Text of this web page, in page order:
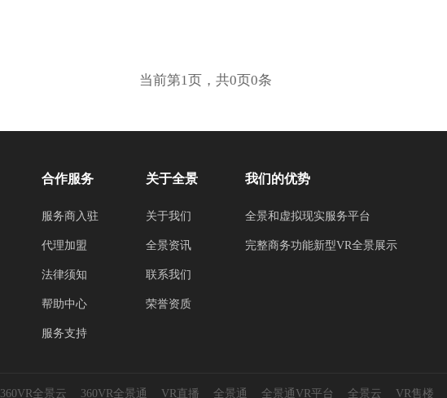
当前第1页，共0页0条
合作服务
服务商入驻
代理加盟
法律须知
帮助中心
服务支持
关于全景
关于我们
全景资讯
联系我们
荣誉资质
我们的优势
全景和虚拟现实服务平台
完整商务功能新型VR全景展示
360VR全景云 360VR全景通 VR直播 全景通 全景通VR平台 全景云 VR售楼